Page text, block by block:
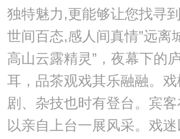
独特魅力,更能够让您找寻
世间百态,感人间真情”远离
高山云露精灵”，夜幕下的
耳，品茶观戏其乐融融。
剧、杂技也时有登台。宾
以亲自上台一展风采。戏